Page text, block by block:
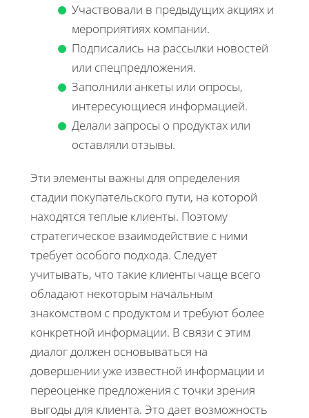
Участвовали в предыдущих акциях и
мероприятиях компании.
Подписались на рассылки новостей
или спецпредложения.
Заполнили анкеты или опросы,
интересующиеся информацией.
Делали запросы о продуктах или
оставляли отзывы.
Эти элементы важны для определения
стадии покупательского пути, на которой
находятся теплые клиенты. Поэтому
стратегическое взаимодействие с ними
требует особого подхода. Следует
учитывать, что такие клиенты чаще всего
обладают некоторым начальным
знакомством с продуктом и требуют более
конкретной информации. В связи с этим
диалог должен основываться на
довершении уже известной информации и
переоценке предложения с точки зрения
выгоды для клиента. Это дает возможность